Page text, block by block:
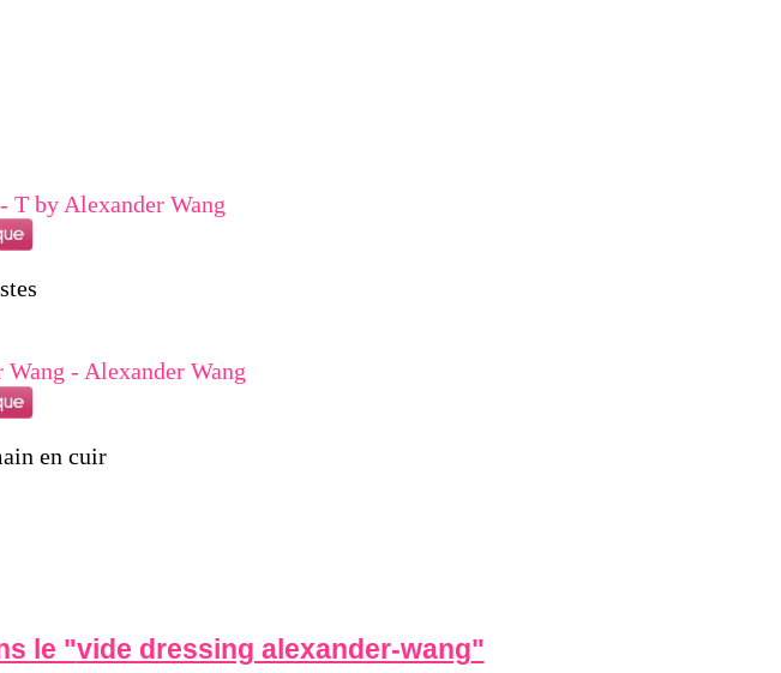
T by Alexander Wang
- Alexander Wang
en cuir
le "vide dressing alexander-wang"